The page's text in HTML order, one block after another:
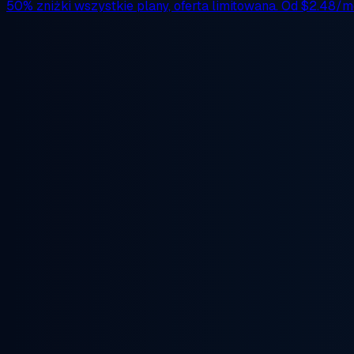
50% zniżki wszystkie plany, oferta limitowana. Od $2.48/